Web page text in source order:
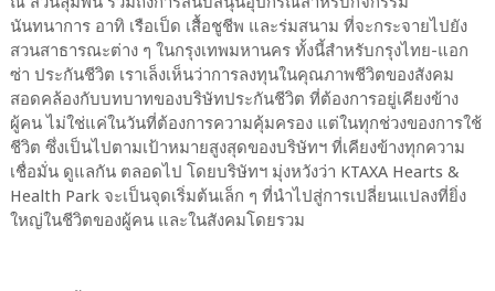
นันทนาการ อาทิ เรือเป็ด เสื้อชูชีพ และร่มสนาม ที่จะกระจายไปยัง
สวนสาธารณะต่าง ๆ ในกรุงเทพมหานคร ทั้งนี้สำหรับกรุงไทย-แอก
ซ่า ประกันชีวิต เราเล็งเห็นว่าการลงทุนในคุณภาพชีวิตของสังคม
สอดคล้องกับบทบาทของบริษัทประกันชีวิต ที่ต้องการอยู่เคียงข้าง
ผู้คน ไม่ใช่แค่ในวันที่ต้องการความคุ้มครอง แต่ในทุกช่วงของการใช้
ชีวิต ซึ่งเป็นไปตามเป้าหมายสูงสุดของบริษัทฯ ที่เคียงข้างทุกความ
เชื่อมั่น ดูแลกัน ตลอดไป โดยบริษัทฯ มุ่งหวังว่า KTAXA Hearts &
Health Park จะเป็นจุดเริ่มต้นเล็ก ๆ ที่นำไปสู่การเปลี่ยนแปลงที่ยิ่ง
ใหญ่ในชีวิตของผู้คน และในสังคมโดยรวม